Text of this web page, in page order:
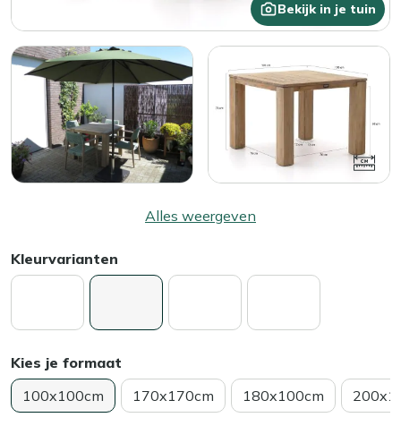
Bekijk in je tuin
Alles weergeven
Kleurvarianten
Kies je formaat
100x100cm
170x170cm 180x100cm